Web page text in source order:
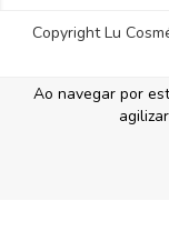
Ao navegar por
Copyright Lu